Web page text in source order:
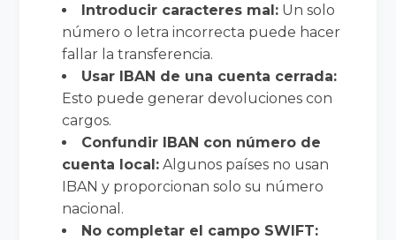
Introducir caracteres mal: Un solo
número o letra incorrecta puede hacer
fallar la transferencia.
Usar IBAN de una cuenta cerrada:
Esto puede generar devoluciones con
cargos.
Confundir IBAN con número de
cuenta local: Algunos países no usan
IBAN y proporcionan solo su número
nacional.
No completar el campo SWIFT: